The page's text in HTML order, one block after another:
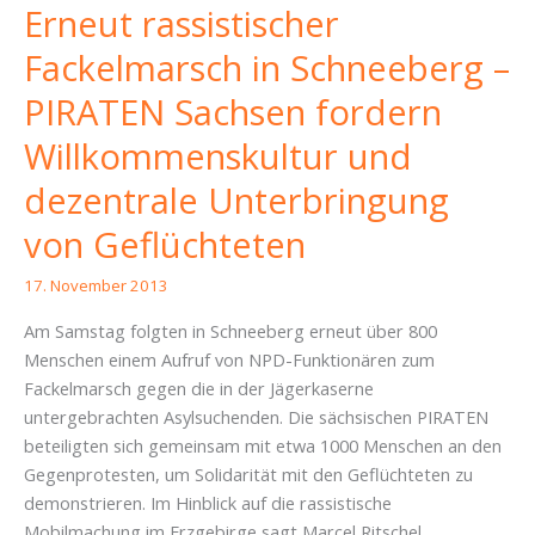
Erneut rassistischer
Fackelmarsch in Schneeberg –
PIRATEN Sachsen fordern
Willkommenskultur und
dezentrale Unterbringung
von Geflüchteten
17. November 2013
Am Samstag folgten in Schneeberg erneut über 800
Menschen einem Aufruf von NPD-Funktionären zum
Fackelmarsch gegen die in der Jägerkaserne
untergebrachten Asylsuchenden. Die sächsischen PIRATEN
beteiligten sich gemeinsam mit etwa 1000 Menschen an den
Gegenprotesten, um Solidarität mit den Geflüchteten zu
demonstrieren. Im Hinblick auf die rassistische